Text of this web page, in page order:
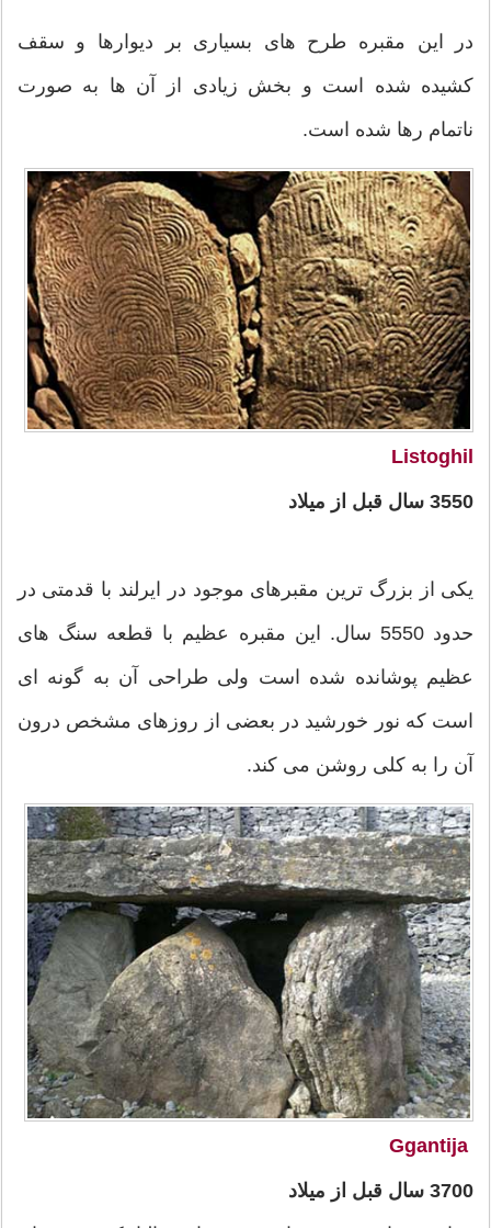
در این مقبره طرح های بسیاری بر دیوارها و سقف
کشیده شده است و بخش زیادی از آن ها به صورت
ناتمام رها شده است.
Listoghil
3550 سال قبل از میلاد
یکی از بزرگ ترین مقبرهای موجود در ایرلند با قدمتی در
حدود 5550 سال. این مقبره عظیم با قطعه سنگ های
عظیم پوشانده شده است ولی طراحی آن به گونه ای
است که نور خورشید در بعضی از روزهای مشخص درون
آن را به کلی روشن می کند.
Ggantija
3700 سال قبل از میلاد